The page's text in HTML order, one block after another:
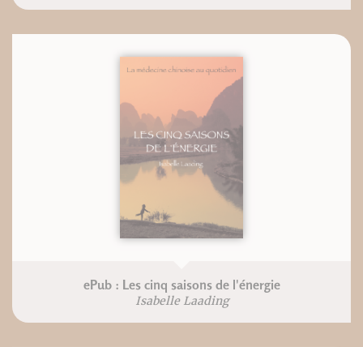
ePub : Les cinq saisons de l'énergie
Isabelle Laading